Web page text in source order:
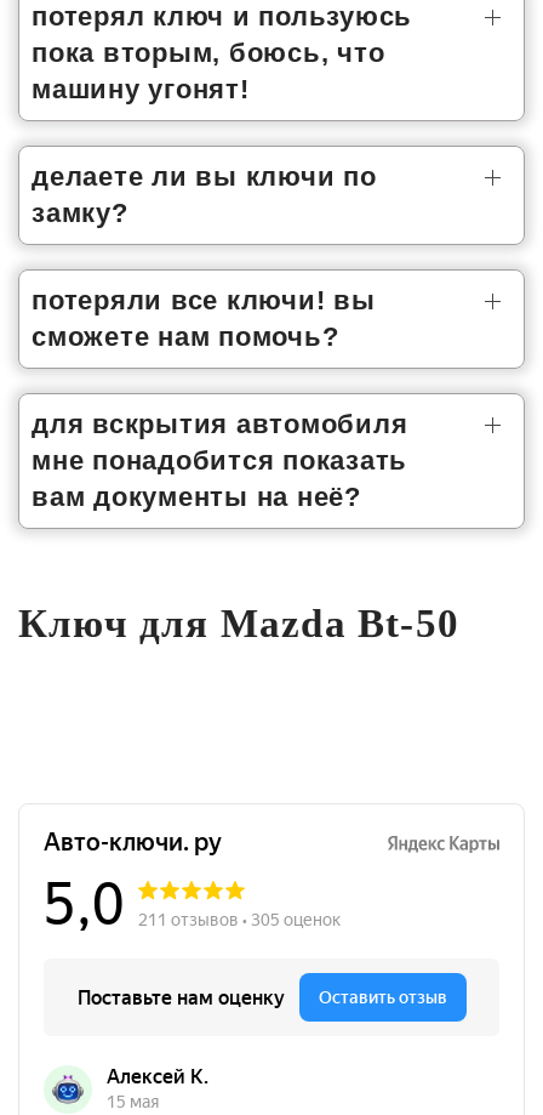
потерял ключ и пользуюсь
пока вторым, боюсь, что
машину угонят!
делаете ли вы ключи по
замку?
потеряли все ключи! вы
сможете нам помочь?
для вскрытия автомобиля
мне понадобится показать
вам документы на неё?
Ключ для Mazda Bt-50